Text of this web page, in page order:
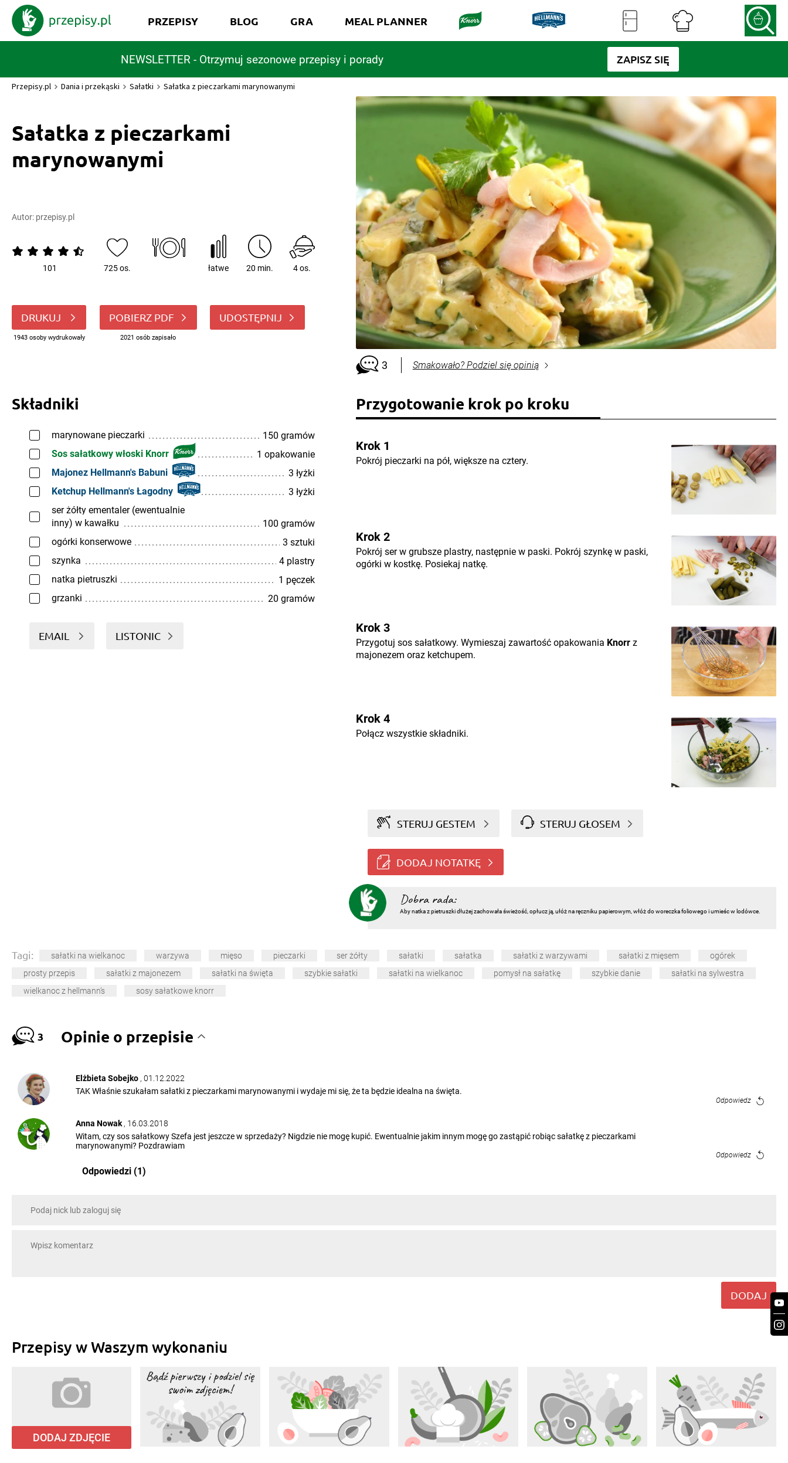
NEWSLETTER - Otrzymuj sezonowe przepisy i porady ZAPISZ SIĘ
PRZEPISY BLOG GRA MEAL PLANNER
Przepisy.pl Dania i przekąski Sałatki Sałatka z pieczarkami marynowanymi
Sałatka z pieczarkami
marynowanymi
Autor: przepisy.pl
101 725 os. łatwe 20 min. 4 os.
DRUKUJ
1943 osoby wydrukowały
POBIERZ PDF
2021 osób zapisało
UDOSTĘPNIJ
3 Smakowało? Podziel się opinią
Składniki
marynowane pieczarki
150 gramów
Sos sałatkowy włoski Knorr
1 opakowanie
Majonez Hellmann's Babuni
3 łyżki
Ketchup Hellmann's Łagodny
3 łyżki
ser żółty ementaler (ewentualnie
inny) w kawałku
100 gramów
ogórki konserwowe
3 sztuki
szynka
4 plastry
natka pietruszki
1 pęczek
grzanki
20 gramów
EMAIL LISTONIC
Przygotowanie krok po kroku
Krok 1
Pokrój pieczarki na pół, większe na cztery.
Krok 2
Pokrój ser w grubsze plastry, następnie w paski. Pokrój szynkę w paski,
ogórki w kostkę. Posiekaj natkę.
Krok 3
Przygotuj sos sałatkowy. Wymieszaj zawartość opakowania Knorrz
majonezem oraz ketchupem.
Krok 4
Połącz wszystkie składniki.
STERUJ GESTEM STERUJ GŁOSEM
DODAJ NOTATKĘ
Dobra rada:
Aby natka z pietruszki dłużej zachowała świeżość, opłucz ją, ułóż na ręczniku papierowym, włóż do woreczka foliowego i umieśc w lodówce.
Tagi: sałatki na wielkanoc warzywa mięso pieczarki ser żółty sałatki sałatka sałatki z warzywami sałatki z mięsem
ogórek
prosty przepis
sałatki z majonezem sałatki na święta szybkie sałatki sałatki na wielkanoc pomysł na sałatkę szybkie danie
sałatki na sylwestra
wielkanoc z hellmann’s
sosy sałatkowe knorr
3 Opinie o przepisie
Elżbieta Sobejko , 01.12.2022
TAK Właśnie szukałam sałatki z pieczarkami marynowanymi i wydaje mi się, że ta będzie idealna na święta.
Odpowiedz
Anna Nowak , 16.03.2018
Witam, czy sos sałatkowy Szefa jest jeszcze w sprzedaży? Nigdzie nie mogę kupić. Ewentualnie jakim innym mogę go zastąpić robiąc sałatkę z pieczarkami
marynowanymi? Pozdrawiam
Odpowiedz
Odpowiedzi (1)
DODAJ
Przepisy w Waszym wykonaniu
DODAJ ZDJĘCIE